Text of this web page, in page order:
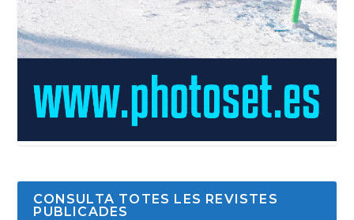
CONSULTA TOTES LES REVISTES
PUBLICADES